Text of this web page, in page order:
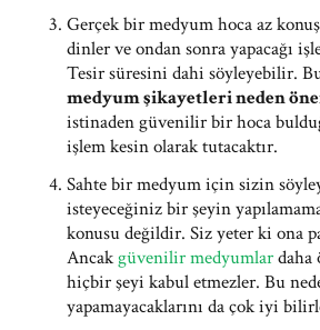
Gerçek bir medyum hoca az
dinler ve ondan sonra yapacağı
Tesir süresini dahi söyleyebilir.
medyum şikayetleri neden
istinaden güvenilir bir hoca
işlem kesin olarak tutacaktır.
Sahte bir medyum için sizin
isteyeceğiniz bir şeyin
konusu değildir. Siz yeter ki ona
Ancakgüvenilir medyumlardaha
hiçbir şeyi kabul etmezler. Bu
yapamayacaklarını da çok iyi